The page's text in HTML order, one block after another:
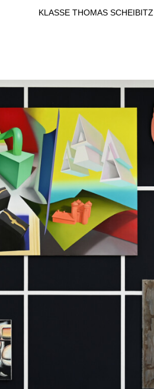
KLASSE THOMAS SCHEIBITZ